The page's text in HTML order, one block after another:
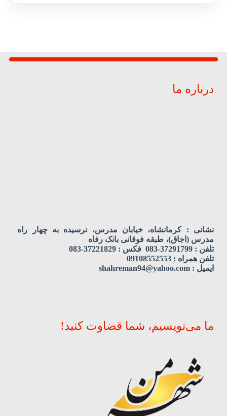
درباره ما
نشانی : کرمانشاه، خیابان مدرس، نرسیده به چهار راه
مدرس (اجاق)، طبقه فوقانی بانک رفاه
تلفن : 37291799-083 فکس : 37221829-083
تلفن همراه : 09108552553
ایمیل : shahreman94@yahoo.com
ما می‌نویسیم، شما قضاوت کنید!